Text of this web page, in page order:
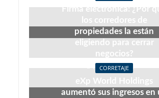
Firma electrónica: ¿Por
los corredores de
propiedades la están
eligiendo para cerrar
negocios?
mayo 14, 2024
CORRETAJE
eXp World Holdings
aumentó sus ingresos en